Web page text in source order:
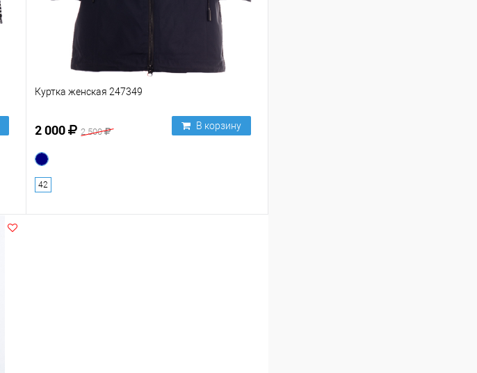
Куртка женская 247349
2 000 2 500
В корзину
42